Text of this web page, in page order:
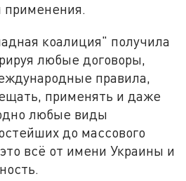
применения.
коалиция" получила
любые договоры,
правила,
применять и даже
любые виды
до массового
всё от имени Украины и